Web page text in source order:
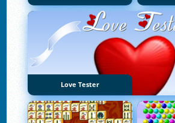
Love Tester